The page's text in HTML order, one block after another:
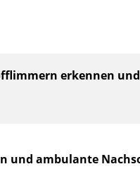
erkennen
und ambulante